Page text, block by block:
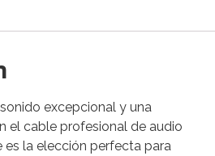
excepcional y una
el cable profesional de audio
es la elección perfecta para